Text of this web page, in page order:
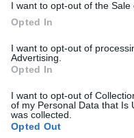
I want to opt-out of the Sale
Opted In
I want to opt-out of
Advertising.
Opted In
I want to opt-out of
of my Personal Data that Is
was collected.
Opted Out